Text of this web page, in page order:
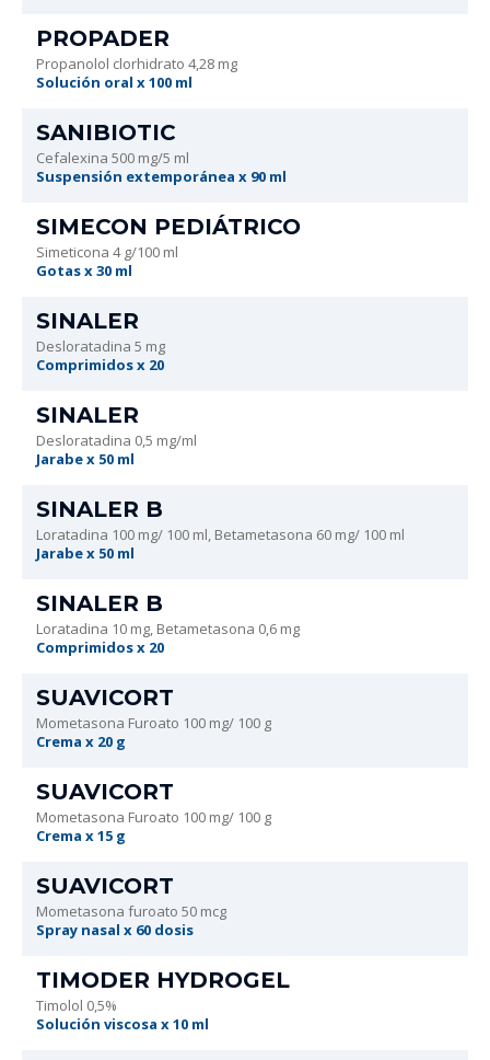
PROPADER
Propanolol clorhidrato 4,28 mg
Solución oral x 100 ml
SANIBIOTIC
Cefalexina 500 mg/5 ml
Suspensión extemporánea x 90 ml
SIMECON PEDIÁTRICO
Simeticona 4 g/100 ml
Gotas x 30 ml
SINALER
Desloratadina 5 mg
Comprimidos x 20
SINALER
Desloratadina 0,5 mg/ml
Jarabe x 50 ml
SINALER B
Loratadina 100 mg/ 100 ml, Betametasona 60 mg/ 100 ml
Jarabe x 50 ml
SINALER B
Loratadina 10 mg, Betametasona 0,6 mg
Comprimidos x 20
SUAVICORT
Mometasona Furoato 100 mg/ 100 g
Crema x 20 g
SUAVICORT
Mometasona Furoato 100 mg/ 100 g
Crema x 15 g
SUAVICORT
Mometasona furoato 50 mcg
Spray nasal x 60 dosis
TIMODER HYDROGEL
Timolol 0,5%
Solución viscosa x 10 ml